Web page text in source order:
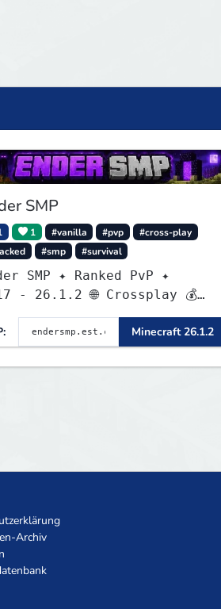
SMP
1 #vanilla #pvp
#cross-play
#smp #survival
SMP ✦ Ranked PvP ✦
- 26.1.2 🌐 Crossplay 💰
Minecraft 26.1.2
Archiv